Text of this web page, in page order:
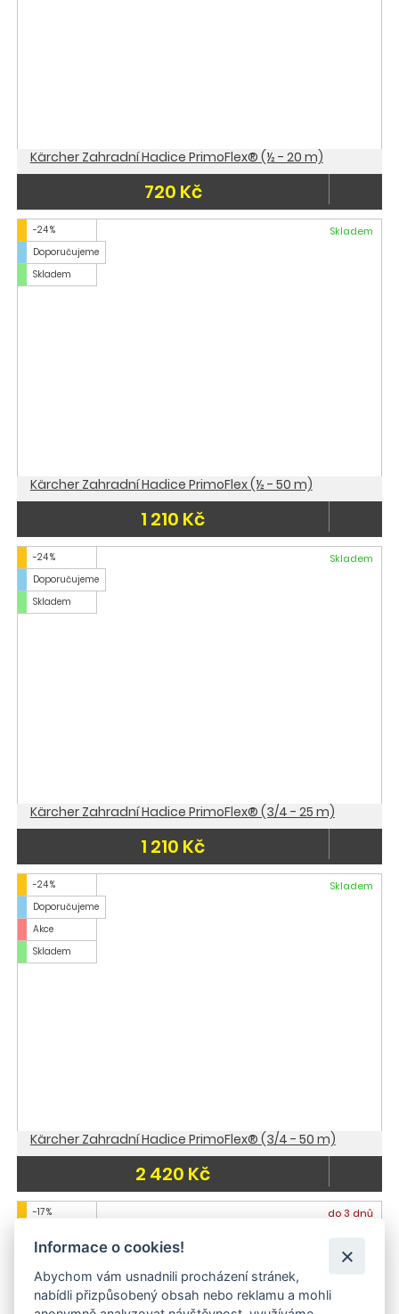
Kärcher Zahradní Hadice PrimoFlex® (½ - 20 m)
720 Kč
-24 %
Doporučujeme
Skladem
Skladem
Kärcher Zahradní Hadice PrimoFlex (½ - 50 m)
1 210 Kč
-24 %
Doporučujeme
Skladem
Skladem
Kärcher Zahradní Hadice PrimoFlex® (3/4 - 25 m)
1 210 Kč
-24 %
Doporučujeme
Akce
Skladem
Skladem
Kärcher Zahradní Hadice PrimoFlex® (3/4 - 50 m)
2 420 Kč
-17 %
do 3 dnů
Informace o cookies!
Abychom vám usnadnili procházení stránek,
nabídli přizpůsobený obsah nebo reklamu a mohli